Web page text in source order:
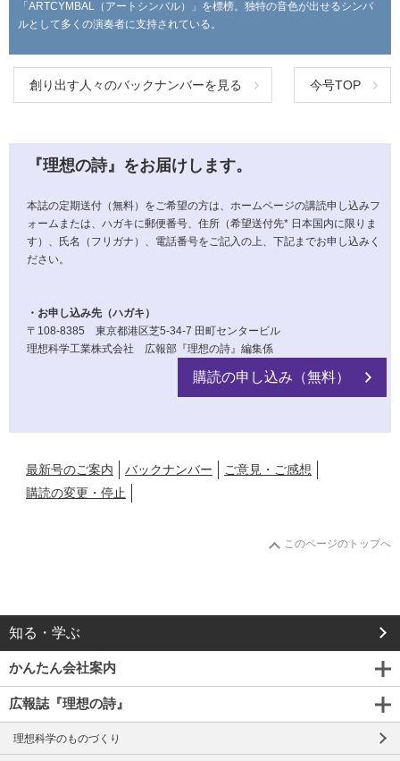
「ARTCYMBAL（アートシンバル）」を標榜。独特の音色が出せるシンバ
ルとして多くの演奏者に支持されている。
創り出す人々のバックナンバーを見る 今号TOP
『理想の詩』をお届けします。
本誌の定期送付（無料）をご希望の方は、ホームページの講読申し込みフ
ォームまたは、ハガキに郵便番号、住所（希望送付先* 日本国内に限りま
す）、氏名（フリガナ）、電話番号をご記入の上、下記までお申し込みく
ださい。
・お申し込み先（ハガキ）
〒108-8385 東京都港区芝5-34-7 田町センタービル
理想科学工業株式会社 広報部『理想の詩』編集係
購読の申し込み（無料）
最新号のご案内 バックナンバー
ご意見・ご感想
購読の変更・停止
このページのトップへ
知る・学ぶ
かんたん会社案内
広報誌『理想の詩』
理想科学のものづくり